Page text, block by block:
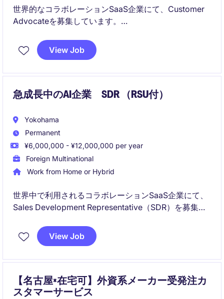
世界的なコラボレーションSaaS企業にて、Customer
Advocateを募集しています。
日本のお客様・パートナー・営業チームを支え、見
積・ライセンス・契約・請求関連のサポートを通じて
View Job
急成長中のAI企業 SDR （RSU付）
Yokohama
Permanent
¥6,000,000 - ¥12,000,000 per year
Foreign Multinational
Work from Home or Hybrid
世界中で利用されるコラボレーションSaaS企業にて、
Sales Development Representative（SDR）を募集し
アウトバウンド営業を通じてエンタープライズ企業の
View Job
【名古屋×在宅可】外資系メーカー受発注カ
スタマーサービス